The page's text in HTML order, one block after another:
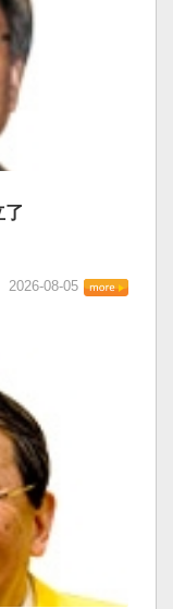
2026-08-05